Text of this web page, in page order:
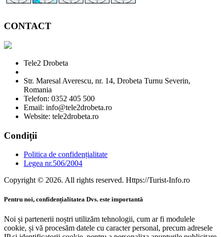
CONTACT
Tele2 Drobeta
Str. Maresal Averescu, nr. 14, Drobeta Turnu Severin,
Romania
Telefon: 0352 405 500
Email: info@tele2drobeta.ro
Website: tele2drobeta.ro
Condiții
Politica de confidențialitate
Legea nr.506/2004
Copyright © 2026. All rights reserved. Https://Turist-Info.ro
Pentru noi, confidențialitatea Dvs. este importantă
Noi și partenerii noștri utilizăm tehnologii, cum ar fi modulele
cookie, și vă procesăm datele cu caracter personal, precum adresele